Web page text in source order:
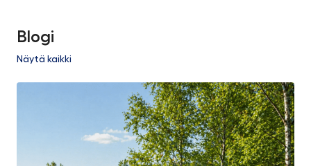
Blogi
Näytä kaikki